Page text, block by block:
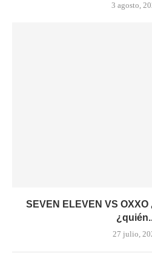
3 agosto,
SEVEN ELEVEN VS
27 julio,